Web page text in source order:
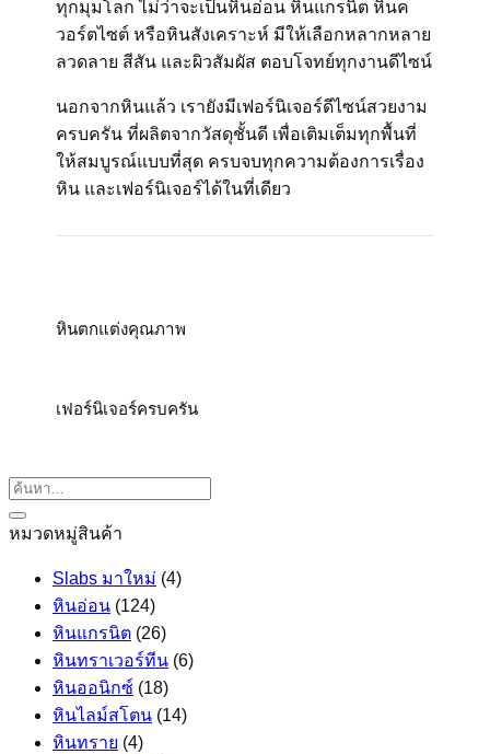
ทุกมุมโลก ไม่ว่าจะเป็นหินอ่อน หินแกรนิต หินค
วอร์ตไซต์ หรือหินสังเคราะห์ มีให้เลือกหลากหลาย
ลวดลาย สีสัน และผิวสัมผัส ตอบโจทย์ทุกงานดีไซน์
นอกจากหินแล้ว เรายังมีเฟอร์นิเจอร์ดีไซน์สวยงาม
ครบครัน ที่ผลิตจากวัสดุชั้นดี เพื่อเติมเต็มทุกพื้นที่
ให้สมบูรณ์แบบที่สุด ครบจบทุกความต้องการเรื่อง
หิน และเฟอร์นิเจอร์ได้ในที่เดียว
หินตกแต่งคุณภาพ
เฟอร์นิเจอร์ครบครัน
ค้นหา:
หมวดหมู่สินค้า
Slabs มาใหม่ (4)
หินอ่อน (124)
หินแกรนิต (26)
หินทราเวอร์ทีน (6)
หินออนิกซ์ (18)
หินไลม์สโตน (14)
หินทราย (4)